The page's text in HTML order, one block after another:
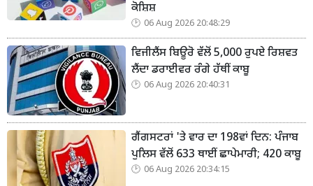
ਕੋਸ਼ਿਸ਼
06 Aug 2026 20:48:29
ਵਿਜੀਲੈਂਸ ਬਿਊਰੋ ਵੱਲੋਂ 5,000 ਰੁਪਏ ਰਿਸ਼ਵਤ
ਲੈਂਦਾ ਡਰਾਈਵਰ ਰੰਗੇ ਹੱਥੀਂ ਕਾਬੂ
06 Aug 2026 20:40:31
ਗੈਂਗਸਟਰਾਂ 'ਤੇ ਵਾਰ ਦਾ 198ਵਾਂ ਦਿਨ: ਪੰਜਾਬ
ਪੁਲਿਸ ਵੱਲੋਂ 633 ਥਾਈਂ ਛਾਪੇਮਾਰੀ; 420 ਕਾਬੂ
06 Aug 2026 20:34:15